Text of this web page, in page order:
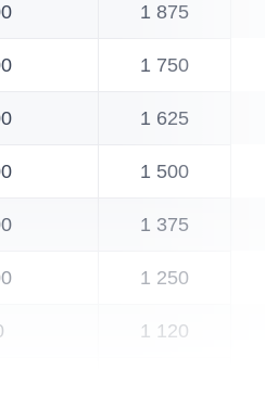
1 875
1 750
1 625
1 500
1 375
1 250
1 120